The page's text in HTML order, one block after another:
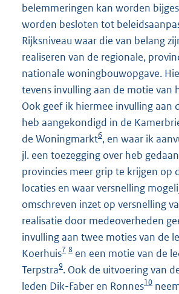
belemmeringen kan worden
worden besloten tot
Rijksniveau waar die van belang
realiseren van de regionale,
nationale woningbouwopgave.
tevens invulling aan de motie van
Ook geef ik hiermee invulling aan
heb aangekondigd in de
de Woningmarkt6, en waar ik
jl. een toezegging over heb
provincies meer grip te krijgen op
locaties en waar versnelling
omschreven inzet op versnelling
realisatie door medeoverheden
invulling aan twee moties van de
Koerhuis7 8 en een motie van de
Terpstra9. Ook de uitvoering van
leden Dik-Faber en Ronnes10